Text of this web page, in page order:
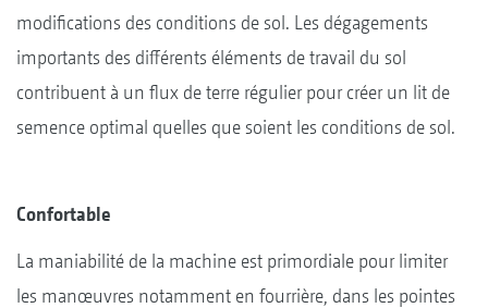
modifications des conditions de sol. Les dégagements
importants des différents éléments de travail du sol
contribuent à un flux de terre régulier pour créer un lit de
semence optimal quelles que soient les conditions de sol.
Confortable
La maniabilité de la machine est primordiale pour limiter
les manœuvres notamment en fourrière, dans les pointes